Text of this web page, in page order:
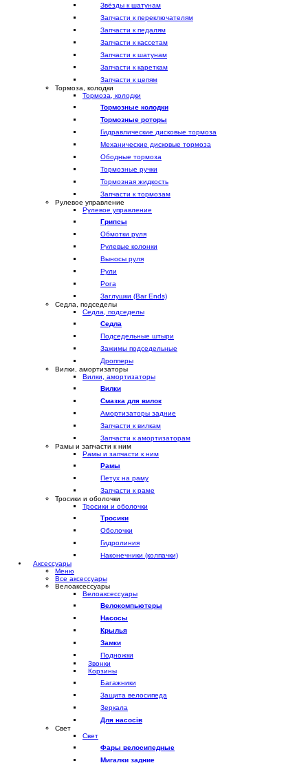
Звёзды к шатунам
Запчасти к переключателям
Запчасти к педалям
Запчасти к кассетам
Запчасти к шатунам
Запчасти к кареткам
Запчасти к цепям
Тормоза, колодки
Тормоза, колодки
Тормозные колодки
Тормозные роторы
Гидравлические дисковые тормоза
Механические дисковые тормоза
Ободные тормоза
Тормозные ручки
Тормозная жидкость
Запчасти к тормозам
Рулевое управление
Рулевое управление
Грипсы
Обмотки руля
Рулевые колонки
Выносы руля
Рули
Рога
Заглушки (Bar Ends)
Седла, подседелы
Седла, подседелы
Седла
Подседельные штыри
Зажимы подседельные
Дропперы
Вилки, амортизаторы
Вилки, амортизаторы
Вилки
Смазка для вилок
Амортизаторы задние
Запчасти к вилкам
Запчасти к амортизаторам
Рамы и запчасти к ним
Рамы и запчасти к ним
Рамы
Петух на раму
Запчасти к раме
Тросики и оболочки
Тросики и оболочки
Тросики
Оболочки
Гидролиния
Наконечники (колпачки)
Аксессуары
Меню
Все аксессуары
Велоаксессуары
Велоаксессуары
Велокомпьютеры
Насосы
Крылья
Замки
Подножки
Звонки
Корзины
Багажники
Защита велосипеда
Зеркала
Для насосів
Свет
Свет
Фары велосипедные
Мигалки задние